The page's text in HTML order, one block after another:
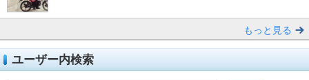
もっと見る
ユーザー内検索